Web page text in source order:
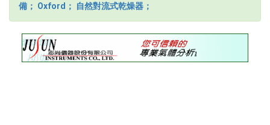
備； Oxford； 自然對流式乾燥器；